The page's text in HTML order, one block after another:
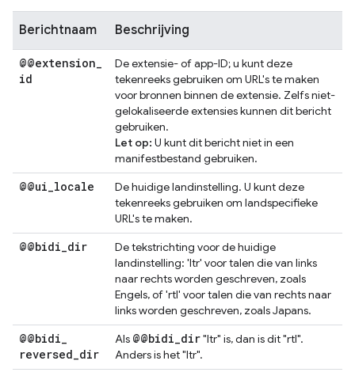
Berichtnaam Beschrijving
@@extension_
id
De extensie- of app-ID; u kunt deze
tekenreeks gebruiken om URL's te maken
voor bronnen binnen de extensie. Zelfs niet-
gelokaliseerde extensies kunnen dit bericht
gebruiken.
Let op: U kunt dit bericht niet in een
manifestbestand gebruiken.
@@ui_locale
De huidige landinstelling. U kunt deze
tekenreeks gebruiken om landspecifieke
URL's te maken.
@@bidi_dir
De tekstrichting voor de huidige
landinstelling: 'ltr' voor talen die van links
naar rechts worden geschreven, zoals
Engels, of 'rtl' voor talen die van rechts naar
links worden geschreven, zoals Japans.
@@bidi_
reversed_dir
Als @@bidi_dir"ltr" is, dan is dit "rtl".
Anders is het "ltr".